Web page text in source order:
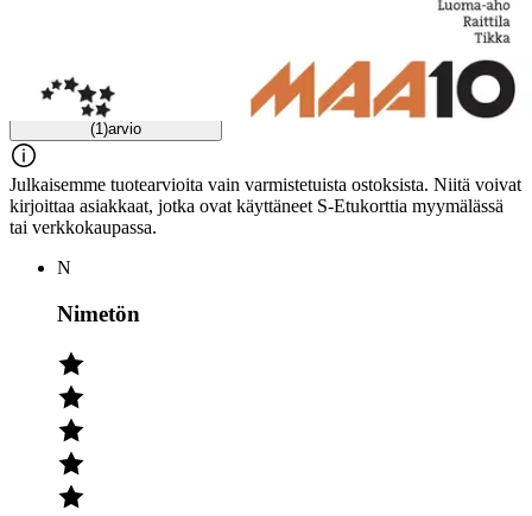
Tuotearvioiden keskiarvo
(1)arvio
Julkaisemme tuotearvioita vain varmistetuista ostoksista. Niitä voivat
kirjoittaa asiakkaat, jotka ovat käyttäneet S-Etukorttia myymälässä
tai verkkokaupassa.
N
Nimetön